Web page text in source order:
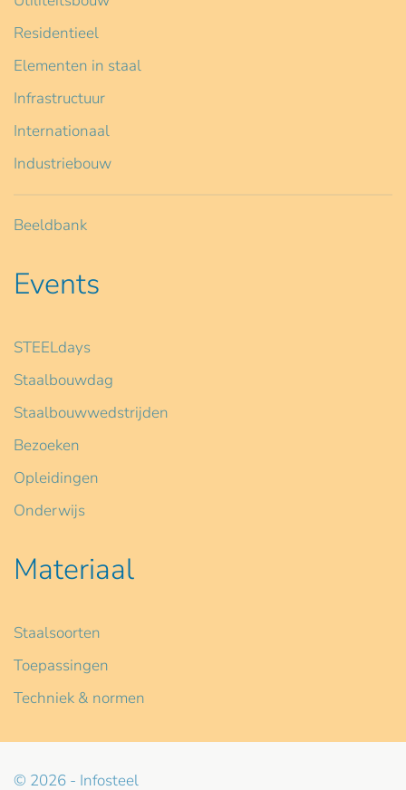
Residentieel
Elementen in staal
Infrastructuur
Internationaal
Industriebouw
Beeldbank
Events
STEELdays
Staalbouwdag
Staalbouwwedstrijden
Bezoeken
Opleidingen
Onderwijs
Materiaal
Staalsoorten
Toepassingen
Techniek & normen
© 2026 - Infosteel